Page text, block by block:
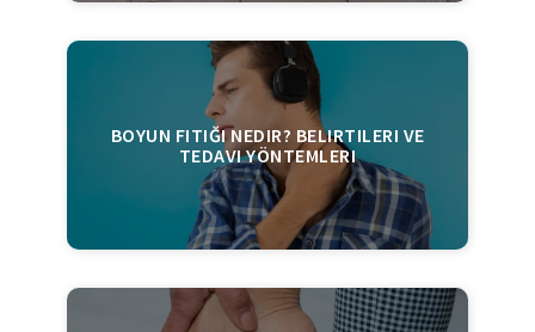
BOYUN FITIĞI NEDIR? BELIRTILERI VE
TEDAVI YÖNTEMLERI